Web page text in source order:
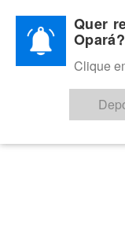
content
Melhores notícias
Quer
Opará?
Clique